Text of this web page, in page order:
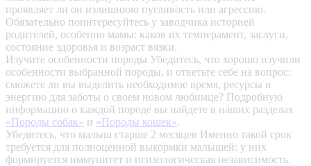
проявляет ли он излишнюю пугливость или агрессию.
Обязательно поинтересуйтесь у заводчика историей
родителей, особенно мамы: каков их темперамент, заслуги,
состояние здоровья и возраст вязки.
Изучите особенности породы Убедитесь, что хорошо изучили
особенности выбранной породы, и ответьте себе на вопрос:
сможете ли вы выделить необходимое время, ресурсы и
энергию для заботы о своем новом любимце? Подробную
информацию о каждой породе вы найдете в наших разделах
«Породы собак» и «Породы кошек».
Убедитесь, что малыш старше 2 месяцев Именно такой срок
требуется для полноценной выкормки малышей: у них
формируется иммунитет и психологическая независимость.